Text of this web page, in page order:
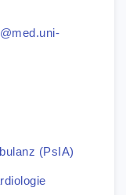
(PsIA)